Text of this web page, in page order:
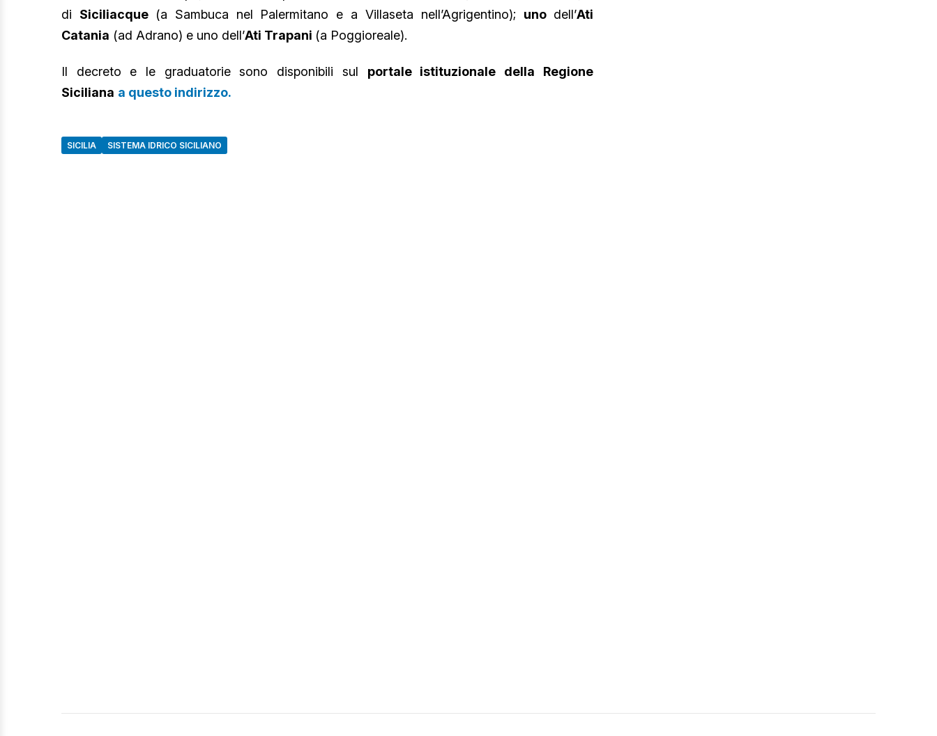
di Siciliacque (a Sambuca nel Palermitano e a Villaseta nell’Agrigentino); uno dell’Ati
Catania (ad Adrano) e uno dell’Ati Trapani (a Poggioreale).
Il decreto e le graduatorie sono disponibili sul portale istituzionale della Regione
Siciliana a questo indirizzo.
SICILIA SISTEMA IDRICO SICILIANO